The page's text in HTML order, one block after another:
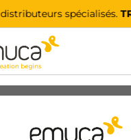
spécialisés.
Charnières